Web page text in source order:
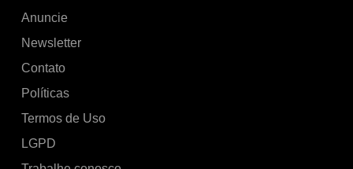
Anuncie
Newsletter
Contato
Políticas
Termos de Uso
LGPD